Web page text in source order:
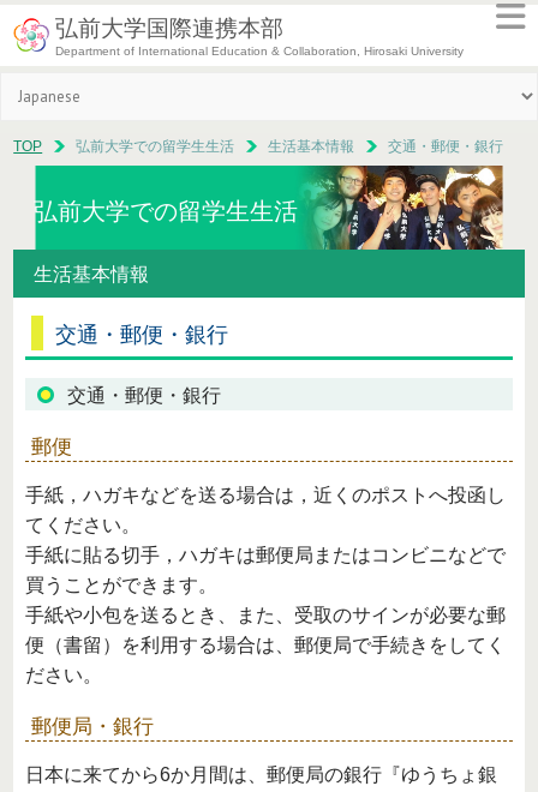
弘前大学国際連携本部
Department of International Education & Collaboration, Hirosaki University
TOP 弘前大学での留学生生活 生活基本情報 交通・郵便・銀行
弘前大学での留学生生活
生活基本情報
交通・郵便・銀行
交通・郵便・銀行
郵便
手紙，ハガキなどを送る場合は，近くのポストへ投函し
てください。
手紙に貼る切手，ハガキは郵便局またはコンビニなどで
買うことができます。
手紙や小包を送るとき、また、受取のサインが必要な郵
便（書留）を利用する場合は、郵便局で手続きをしてく
ださい。
郵便局・銀行
日本に来てから6か月間は、郵便局の銀行『ゆうちょ銀